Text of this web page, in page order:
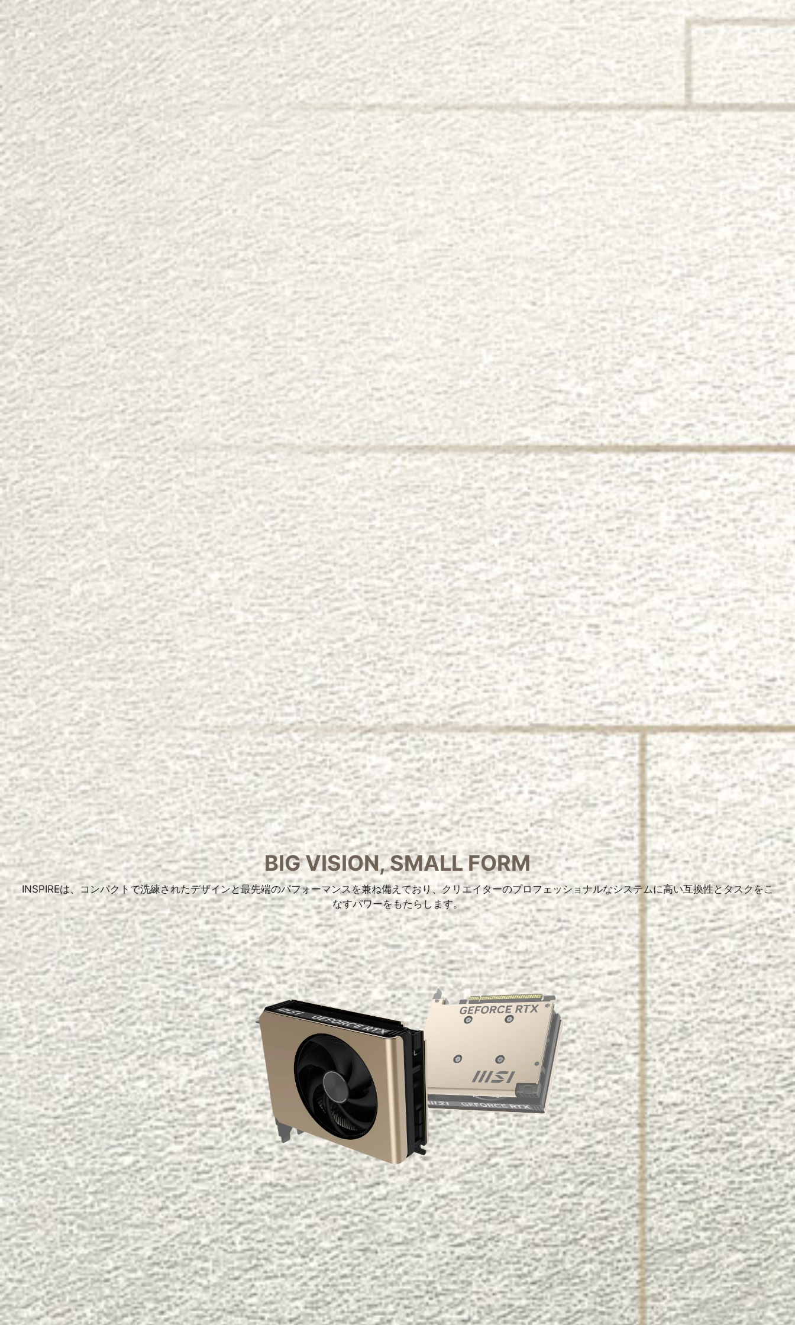
BIG VISION, SMALL FORM
INSPIREは、コンパクトで洗練されたデザインと最先端のパフォーマンスを兼ね備えており、クリエイターのプロフェッショナルなシステムに高い互換性とタスクをこ
なすパワーをもたらします。